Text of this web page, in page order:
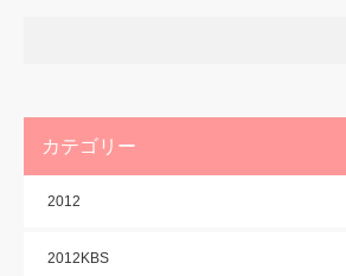
カテゴリー
2012
2012KBS